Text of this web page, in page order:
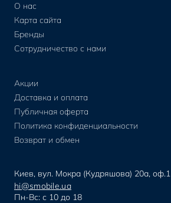
О нас
Карта сайта
Бренды
Сотрудничество с нами
Акции
Доставка и оплата
Публичная оферта
Политика конфиденциальности
Возврат и обмен
Киев, вул. Мокра (Кудряшова) 20а, оф.1
hi@smobile.ua
Пн-Вс: с 10 до 18